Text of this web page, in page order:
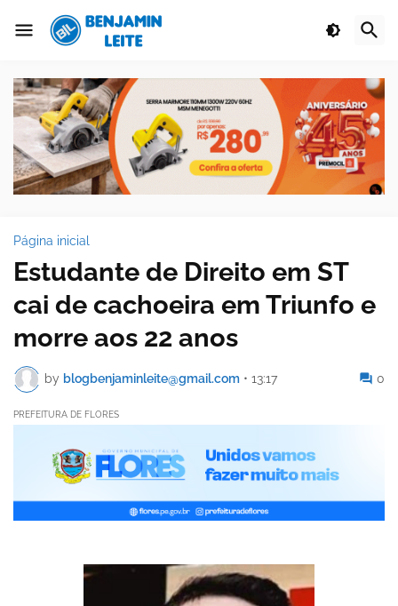
Página inicial
Estudante de Direito em ST
cai de cachoeira em Triunfo e
morre aos 22 anos
by blogbenjaminleite@gmail.com • 13:17 0
PREFEITURA DE FLORES